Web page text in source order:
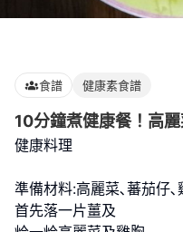
食譜 健康素食譜
10分鐘煮健康餐！高
健康料理
準備材料:高麗菜､蕃茄仔､
首先落一片薑及